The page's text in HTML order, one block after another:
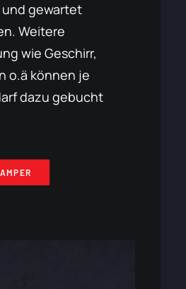
gewartet
Weitere
wie Geschirr,
o.ä können je
dazu gebucht